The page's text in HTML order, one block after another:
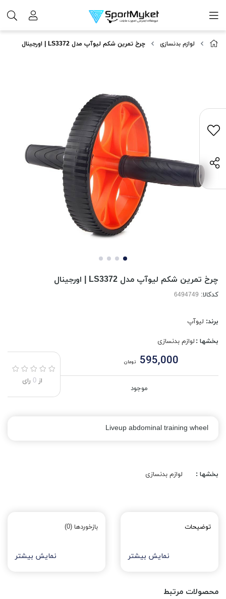
لوازم بدنسازی چرخ تمرین شکم لیوآپ مدل LS3372 | اورجینال
چرخ تمرین شکم لیوآپ مدل LS3372 | اورجینال
کدکالا:
برند: لیوآپ
بخشها : لوازم بدنسازی
595,000 تومان
موجود
از 0 رای
Liveup abdominal training wheel
بخشها : لوازم بدنسازی
توضیحات
نمایش بیشتر
بازخوردها (0)
نمایش بیشتر
محصولات مرتبط